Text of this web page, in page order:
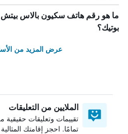
ما هو رقم هاتف سكيون بالاس بيتش
بوتيك؟
عرض المزيد من
الملايين من التعليقات
تقييمات وتعليقات حقيقية
تمامًا. احجز إقامتك